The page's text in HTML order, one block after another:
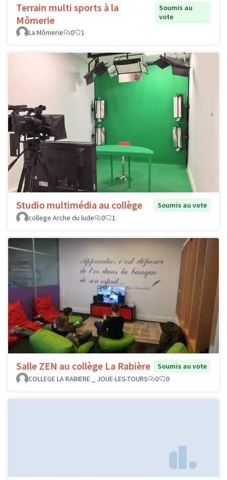
Terrain multi sports à la
Mômerie
Soumis au
vote
La Mômerie
0 1
Studio multimédia au collège
Soumis au vote
college Arche du lude
0 1
Salle ZEN au collège La Rabière
Soumis au vote
COLLEGE LA RABIERE _ JOUE-LES-TOURS
0 0